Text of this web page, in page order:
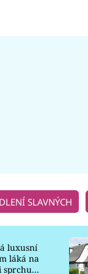
SLAVNÝCH
luxusní
láká na
sprchu